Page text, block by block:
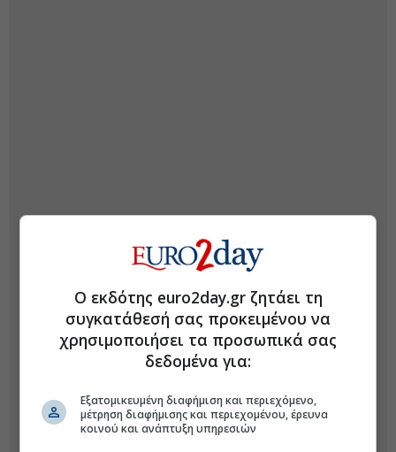
Ο εκδότης euro2day.gr ζητάει τη
συγκατάθεσή σας προκειμένου να
χρησιμοποιήσει τα προσωπικά σας
δεδομένα για:
Εξατομικευμένη διαφήμιση και περιεχόμενο,
μέτρηση διαφήμισης και περιεχομένου, έρευνα
κοινού και ανάπτυξη υπηρεσιών